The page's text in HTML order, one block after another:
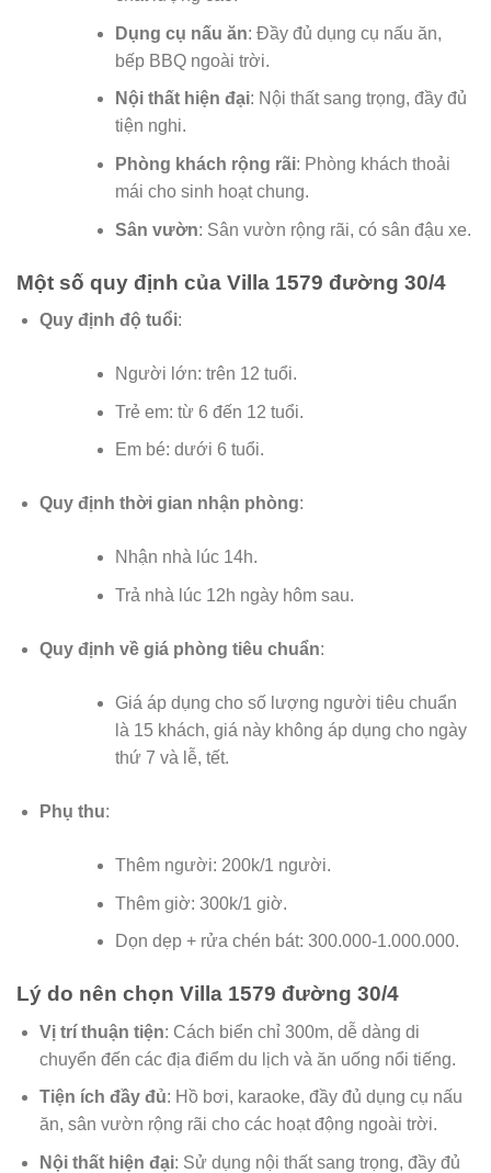
Dụng cụ nấu ăn: Đầy đủ dụng cụ nấu ăn,
bếp BBQ ngoài trời.
Nội thất hiện đại: Nội thất sang trọng, đầy đủ
tiện nghi.
Phòng khách rộng rãi: Phòng khách thoải
mái cho sinh hoạt chung.
Sân vườn: Sân vườn rộng rãi, có sân đậu xe.
Một số quy định của Villa 1579 đường 30/4
Quy định độ tuổi:
Người lớn: trên 12 tuổi.
Trẻ em: từ 6 đến 12 tuổi.
Em bé: dưới 6 tuổi.
Quy định thời gian nhận phòng:
Nhận nhà lúc 14h.
Trả nhà lúc 12h ngày hôm sau.
Quy định về giá phòng tiêu chuẩn:
Giá áp dụng cho số lượng người tiêu chuẩn
là 15 khách, giá này không áp dụng cho ngày
thứ 7 và lễ, tết.
Phụ thu:
Thêm người: 200k/1 người.
Thêm giờ: 300k/1 giờ.
Dọn dẹp + rửa chén bát: 300.000-1.000.000.
Lý do nên chọn Villa 1579 đường 30/4
Vị trí thuận tiện: Cách biển chỉ 300m, dễ dàng di
chuyển đến các địa điểm du lịch và ăn uống nổi tiếng.
Tiện ích đầy đủ: Hồ bơi, karaoke, đầy đủ dụng cụ nấu
ăn, sân vườn rộng rãi cho các hoạt động ngoài trời.
Nội thất hiện đại: Sử dụng nội thất sang trọng, đầy đủ